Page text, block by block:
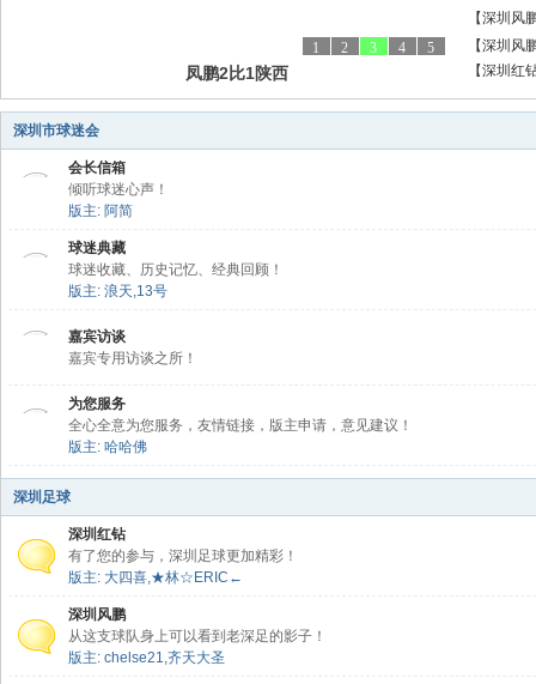
5
4
3
2
1
凤鹏2比1陕西
后。真的
呢？？
【深圳风
【深圳风
【深圳红
深圳市球迷会
会长信箱
倾听球迷心声！
版主: 阿简
球迷典藏
球迷收藏、历史记忆、经典回顾！
版主: 浪天,13号
嘉宾访谈
嘉宾专用访谈之所！
为您服务
全心全意为您服务，友情链接，版主申请，意见建议！
版主: 哈哈佛
深圳足球
深圳红钻
有了您的参与，深圳足球更加精彩！
版主: 大四喜,★林☆ERIC←
深圳风鹏
从这支球队身上可以看到老深足的影子！
版主: chelse21,齐天大圣